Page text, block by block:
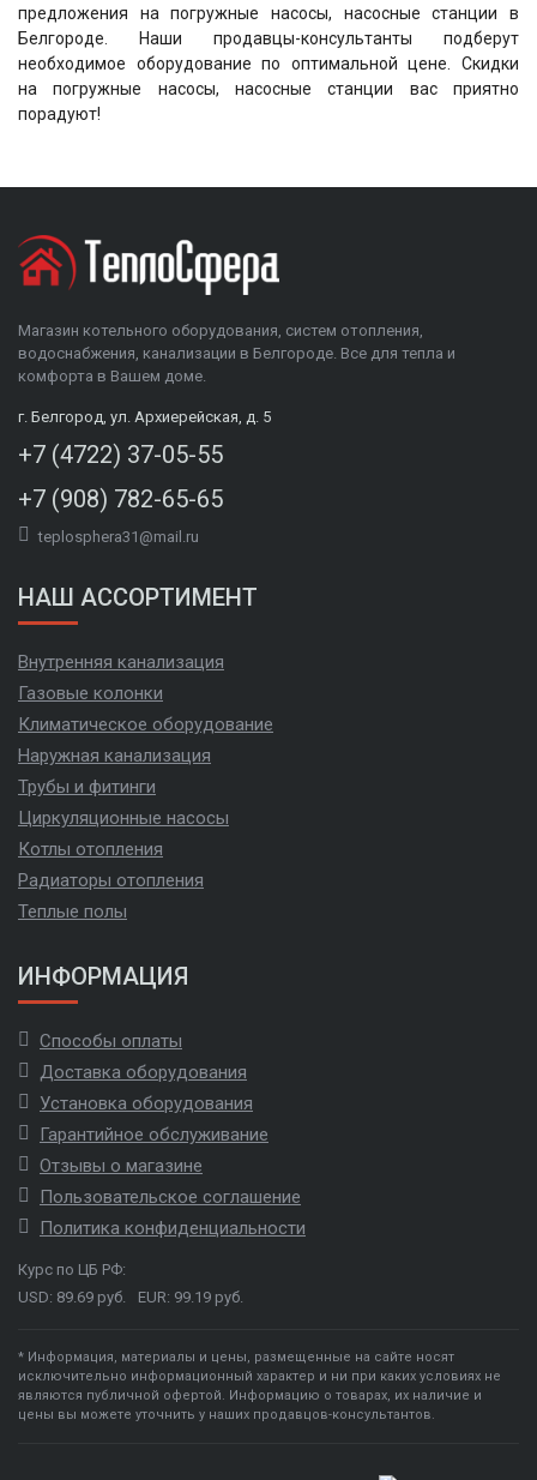
предложения на погружные насосы, насосные станции в
Белгороде. Наши продавцы-консультанты подберут
необходимое оборудование по оптимальной цене. Скидки
на погружные насосы, насосные станции вас приятно
порадуют!
Магазин котельного оборудования, систем отопления,
водоснабжения, канализации в Белгороде. Все для тепла и
комфорта в Вашем доме.
г. Белгород, ул. Архиерейская, д. 5
+7 (4722) 37-05-55
+7 (908) 782-65-65
teplosphera31@mail.ru
НАШ АССОРТИМЕНТ
Внутренняя канализация
Газовые колонки
Климатическое оборудование
Наружная канализация
Трубы и фитинги
Циркуляционные насосы
Котлы отопления
Радиаторы отопления
Теплые полы
ИНФОРМАЦИЯ
Способы оплаты
Доставка оборудования
Установка оборудования
Гарантийное обслуживание
Отзывы о магазине
Пользовательское соглашение
Политика конфиденциальности
Курс по ЦБ РФ:
USD: 89.69 руб.
EUR: 99.19 руб.
* Информация, материалы и цены, размещенные на сайте носят
исключительно информационный характер и ни при каких условиях не
являются публичной офертой. Информацию о товарах, их наличие и
цены вы можете уточнить у наших продавцов-консультантов.